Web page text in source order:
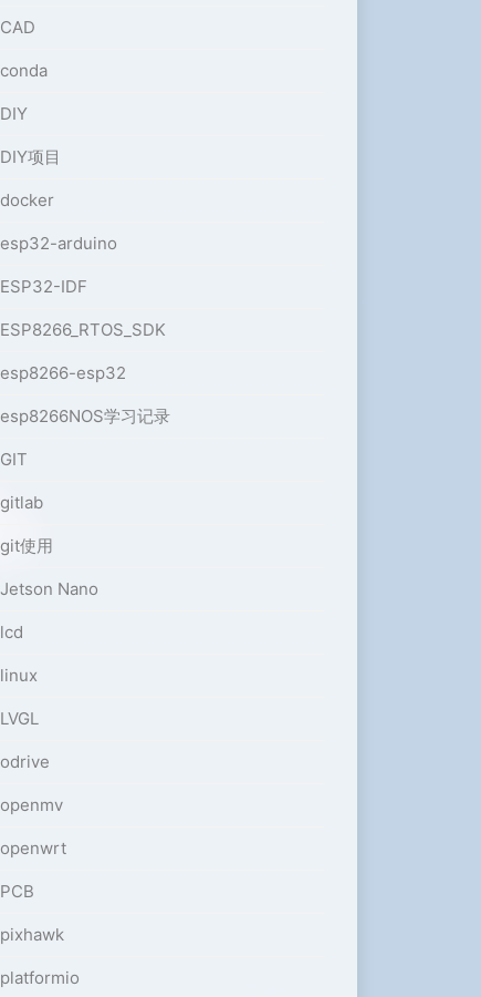
CAD
conda
DIY
DIY项目
docker
esp32-arduino
ESP32-IDF
ESP8266_RTOS_SDK
esp8266-esp32
esp8266NOS学习记录
GIT
gitlab
git使用
Jetson Nano
lcd
linux
LVGL
odrive
openmv
openwrt
PCB
pixhawk
platformio